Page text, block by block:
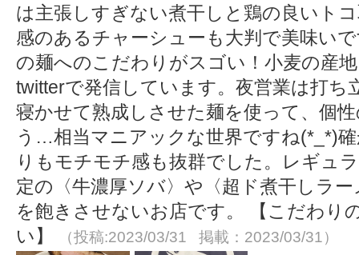
は主張しすぎない煮干しと鶏の良いト
感のあるチャーシューも大判で美味い
の麺へのこだわりがスゴい！小麦の産
twitterで発信しています。夜営業は打ち
寝かせて熟成しさせた麺を使って、個
う…相当マニアックな世界ですね(*_*)
りもモチモチ感も抜群でした。レギュ
定の〈牛濃厚ソバ〉や〈超ド煮干しラ
を飽きさせないお店です。 【こだわ
い】
（投稿:2023/03/31 掲載：2023/03/31）